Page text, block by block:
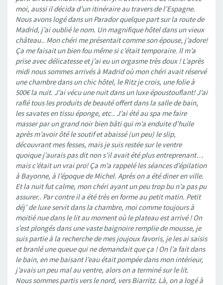
moi, aussi il décida d’un itinéraire au travers de l’Espagne.
Nous avons logé dans un Parador quelque part sur la route de
Madrid, j’ai oublié le nom. Un magnifique hôtel dans un vieux
château.. Mon chéri me présentait comme son épouse, j’adore!
Ça me faisait un bien fou même si c’était temporaire. Il m’a
prise avec délicatesse et j’ai eu un orgasme très doux ! L’après
midi nous sommes arrivés à Madrid où mon chéri avait réservé
une chambre dans un chic hôtel, le Ritz je crois, une folie à
500€ la nuit. J’ai vécu une nuit dans un luxe époustouflant! J’ai
raflé tous les produits de beauté offert dans la salle de bain,
les savates en tissu éponge, etc.. J’ai été au spa me faire
masser par un grand noir bien bâti qui m’a enduite d’huile
après m’avoir ôté le soutif et abaissé (un peu) le slip,
découvrant mes fesses, mais je suis restée sur le ventre
quoique j’aurais pas dit non s’il avait été plus entreprenant…
mais c’était un vrai pro! Ça m’a rappelé les séances d’épilation
à Bayonne, à l’époque de Michel. Après on a été diner en ville.
Et la nuit fut calme, mon chéri ayant un peu trop bu n’a pas pu
assurer.. Par contre il a été très en forme au petit matin. Petit
déj’ de luxe servit dans la chambre, moi comme toujours à
moitié nue dans le lit au moment où le plateau est arrivé ! On
s’est plongés dans une vaste baignoire remplie de mousse, je
suis partie à la recherche de mes joujoux favoris, je les ai saisis
et branlé une queue qui ne demandait que ça ! On l’a fait dans
le bain, en me baisant l’eau était pompée dans mon intérieur,
j’avais un peu mal au ventre, alors on a terminé sur le lit.
Nous sommes partis vers le nord, vers Biarritz. Là, on a logé à